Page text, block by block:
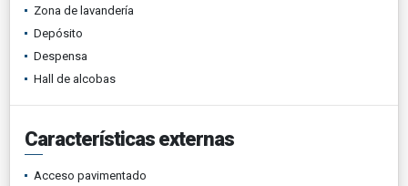
Zona de lavandería
Depósito
Despensa
Hall de alcobas
Características externas
Acceso pavimentado